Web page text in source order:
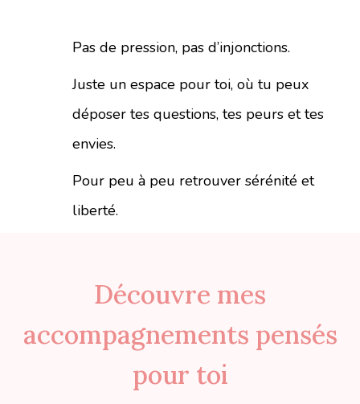
Pas de pression, pas d’injonctions.
Juste un espace pour toi, où tu peux
déposer tes questions, tes peurs et tes
envies.
Pour peu à peu retrouver sérénité et
liberté.
Découvre mes
accompagnements pensés
pour toi